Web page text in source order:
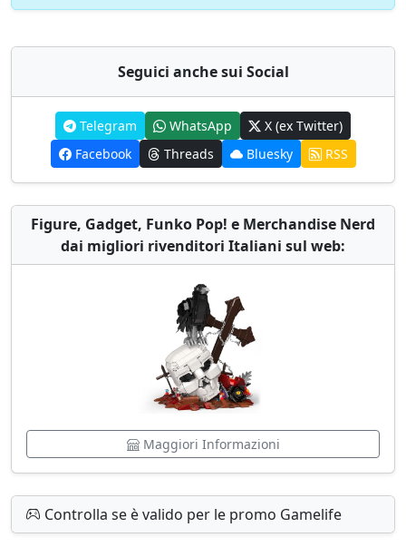
Seguici anche sui Social
Telegram WhatsApp
X (ex Twitter)
Facebook
Threads Bluesky RSS
Figure, Gadget, Funko Pop! e Merchandise Nerd
dai migliori rivenditori Italiani sul web:
Maggiori Informazioni
Controlla se è valido per le promo Gamelife